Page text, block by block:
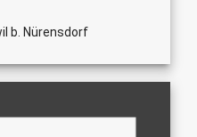
b. Nürensdorf